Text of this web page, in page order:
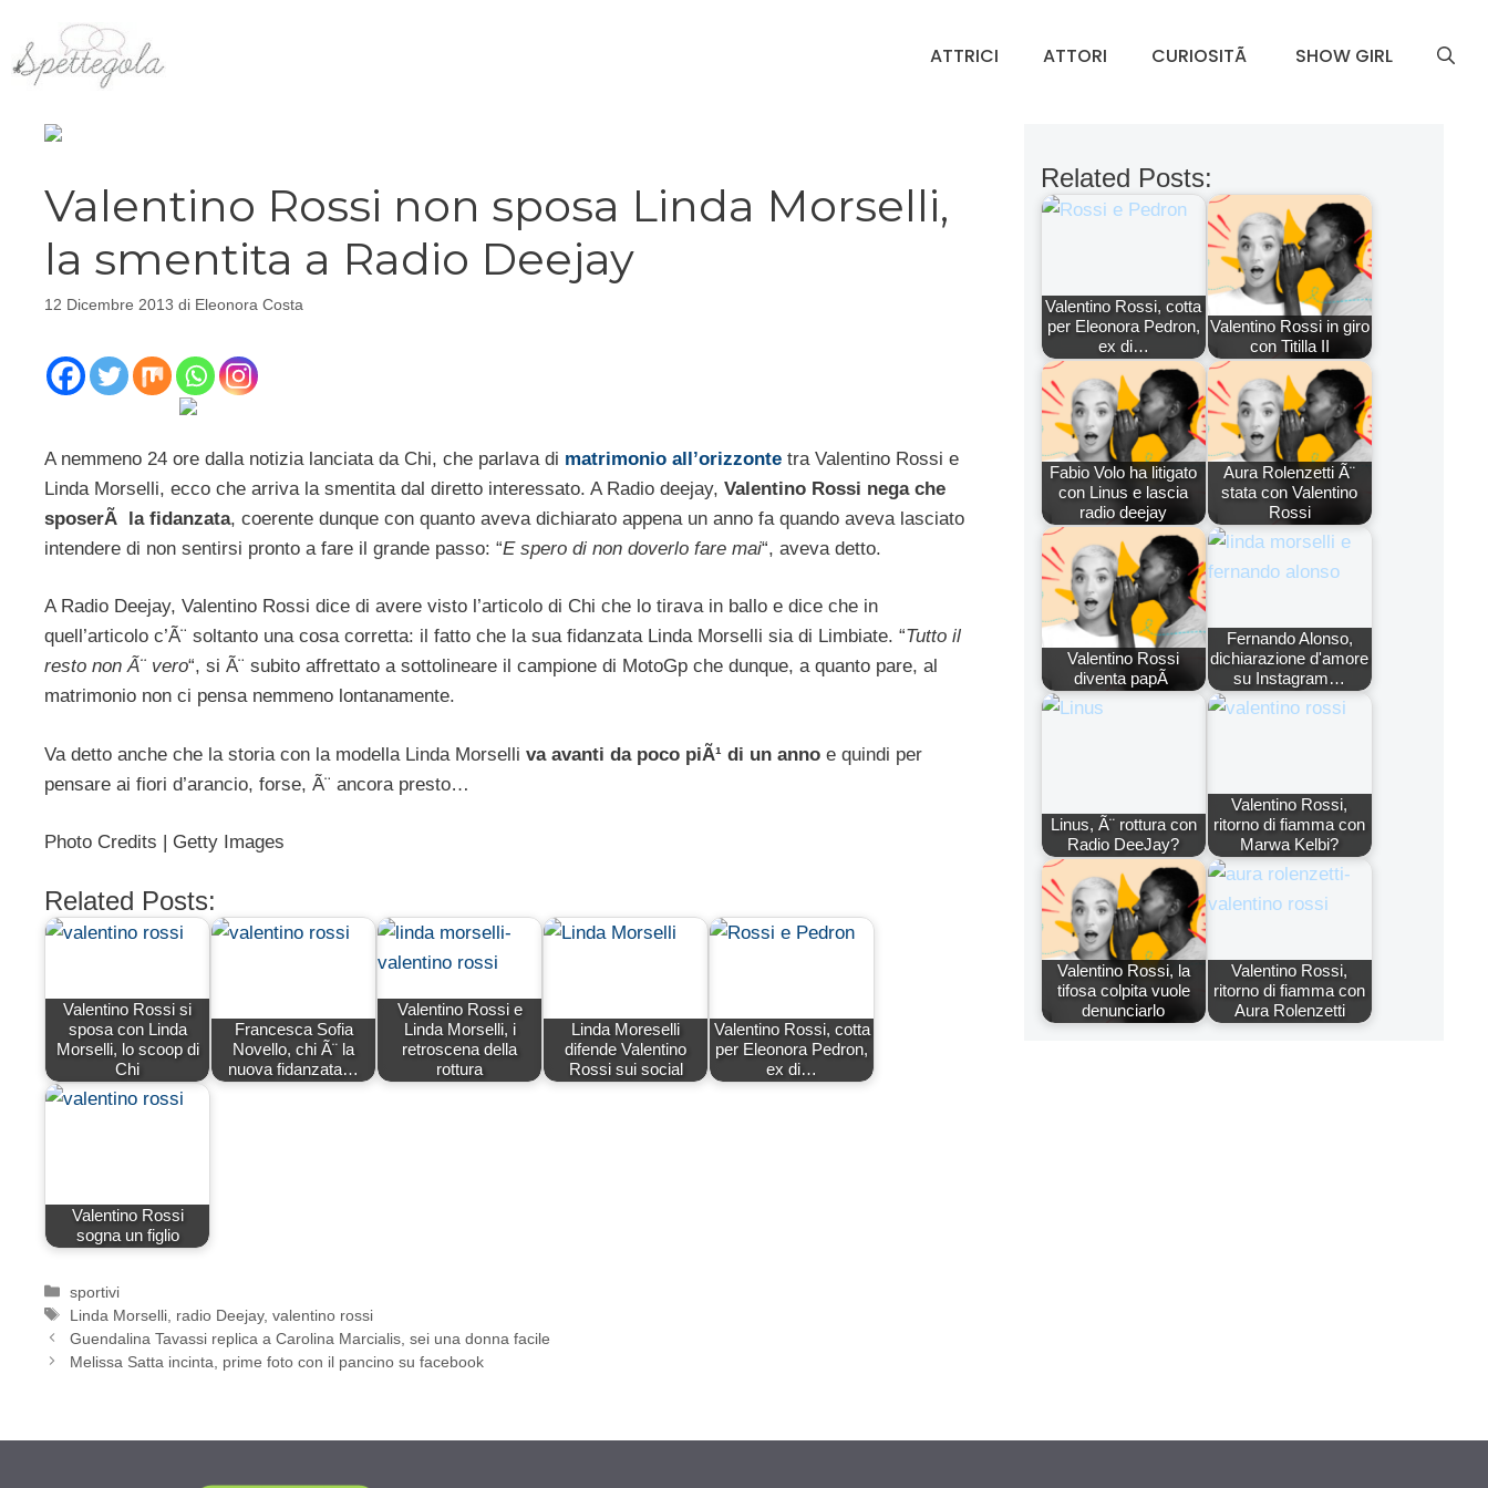
contenuto
ATTRICI ATTORI CURIOSITÃ SHOW GIRL
Valentino Rossi non sposa Linda Morselli,
la smentita a Radio Deejay
12 Dicembre 2013 di Eleonora Costa
A nemmeno 24 ore dalla notizia lanciata da Chi, che parlava di matrimonio all’orizzonte tra Valentino Rossi e
Linda Morselli, ecco che arriva la smentita dal diretto interessato. A Radio deejay, Valentino Rossi nega che
sposerÃ la fidanzata, coerente dunque con quanto aveva dichiarato appena un anno fa quando aveva lasciato
intendere di non sentirsi pronto a fare il grande passo: “E spero di non doverlo fare mai“, aveva detto.
A Radio Deejay, Valentino Rossi dice di avere visto l’articolo di Chi che lo tirava in ballo e dice che in
quell’articolo c’Ã¨ soltanto una cosa corretta: il fatto che la sua fidanzata Linda Morselli sia di Limbiate. “Tutto il
resto non Ã¨ vero“, si Ã¨ subito affrettato a sottolineare il campione di MotoGp che dunque, a quanto pare, al
matrimonio non ci pensa nemmeno lontanamente.
Va detto anche che la storia con la modella Linda Morselli va avanti da poco piÃ¹ di un anno e quindi per
pensare ai fiori d’arancio, forse, Ã¨ ancora presto…
Photo Credits | Getty Images
Related Posts:
Valentino Rossi si
sposa con Linda
Morselli, lo scoop di
Chi
Francesca Sofia
Novello, chi Ã¨ la
nuova fidanzata…
Valentino Rossi e
Linda Morselli, i
retroscena della
rottura
Linda Moreselli
difende Valentino
Rossi sui social
Valentino Rossi, cotta
per Eleonora Pedron,
ex di…
Valentino Rossi
sogna un figlio
Categorie
sportivi
Tag
Linda Morselli radio Deejay,valentino rossi
Guendalina Tavassi replica a Carolina Marcialis, sei una donna facile
Melissa Satta incinta, prime foto con il pancino su facebook
Related Posts:
Valentino Rossi, cotta
per Eleonora Pedron,
ex di…
Valentino Rossi in giro
con Titilla II
Fabio Volo ha litigato
con Linus e lascia
radio deejay
Aura Rolenzetti Ã¨
stata con Valentino
Rossi
Valentino Rossi
diventa papÃ
Fernando Alonso,
dichiarazione d'amore
su Instagram…
Linus, Ã¨ rottura con
Radio DeeJay?
Valentino Rossi,
ritorno di fiamma con
Marwa Kelbi?
Valentino Rossi, la
tifosa colpita vuole
denunciarlo
Valentino Rossi,
ritorno di fiamma con
Aura Rolenzetti